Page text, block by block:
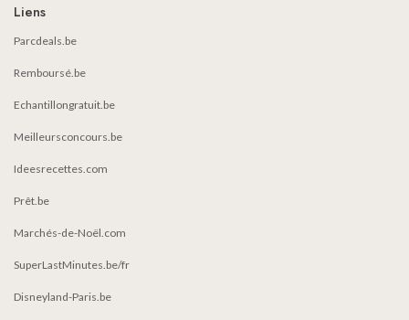
Liens
Parcdeals.be
Remboursé.be
Echantillongratuit.be
Meilleursconcours.be
Ideesrecettes.com
Prêt.be
Marchés-de-Noël.com
SuperLastMinutes.be/fr
Disneyland-Paris.be